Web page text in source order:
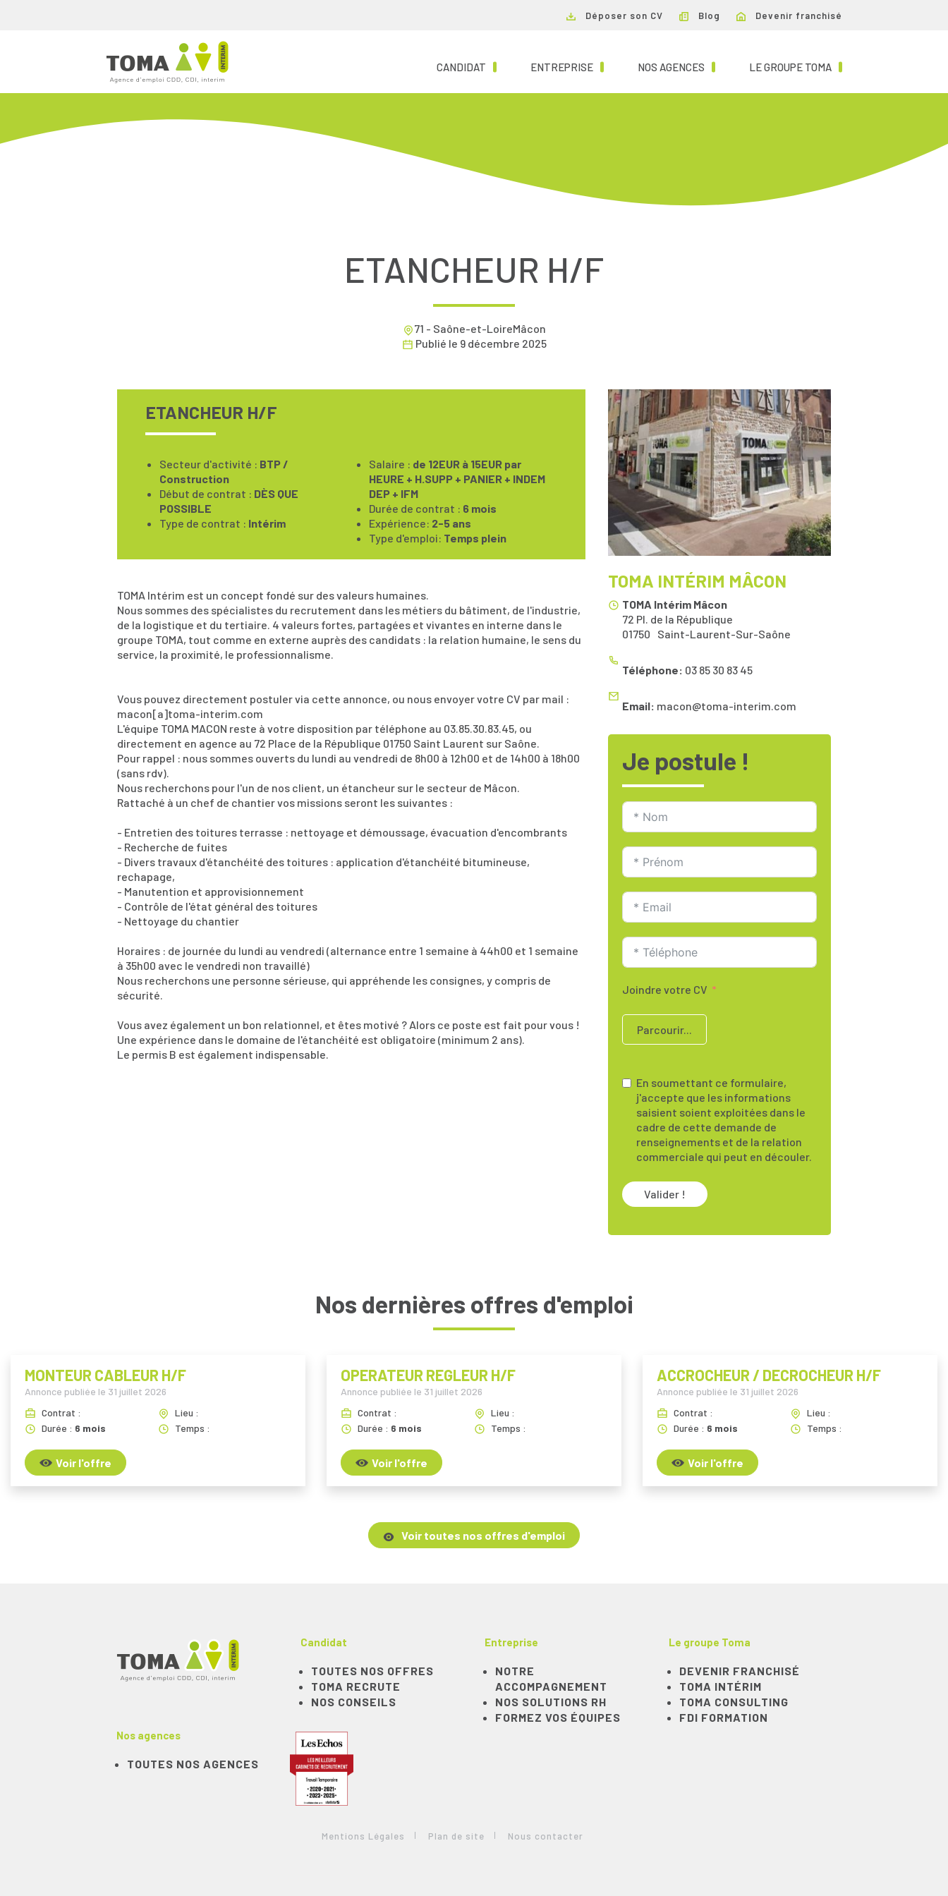
Déposer son CV Blog Devenir franchisé
CANDIDAT (CURRENT)ENTREPRISE(CURRENT)NOS AGENCES (CURRENT)LE GROUPE TOMA (CURRENT)
ETANCHEUR H/F
71 - Saône-et-LoireMâcon
Publié le 9 décembre 2025
ETANCHEUR H/F
Secteur d'activité : BTP /
Construction
Début de contrat : DÈS QUE
POSSIBLE
Type de contrat : Intérim
Salaire : de 12EUR à 15EUR par
HEURE + H.SUPP + PANIER + INDEM
DEP + IFM
Durée de contrat : 6 mois
Expérience: 2-5 ans
Type d'emploi: Temps plein
TOMA Intérim est un concept fondé sur des valeurs humaines.
Nous sommes des spécialistes du recrutement dans les métiers du bâtiment, de l'industrie,
de la logistique et du tertiaire. 4 valeurs fortes, partagées et vivantes en interne dans le
groupe TOMA, tout comme en externe auprès des candidats : la relation humaine, le sens du
service, la proximité, le professionnalisme.
Vous pouvez directement postuler via cette annonce, ou nous envoyer votre CV par mail :
macon[a]toma-interim.com
L'équipe TOMA MACON reste à votre disposition par téléphone au 03.85.30.83.45, ou
directement en agence au 72 Place de la République 01750 Saint Laurent sur Saône.
Pour rappel : nous sommes ouverts du lundi au vendredi de 8h00 à 12h00 et de 14h00 à 18h00
(sans rdv).
Nous recherchons pour l'un de nos client, un étancheur sur le secteur de Mâcon.
Rattaché à un chef de chantier vos missions seront les suivantes :
- Entretien des toitures terrasse : nettoyage et démoussage, évacuation d'encombrants
- Recherche de fuites
- Divers travaux d'étanchéité des toitures : application d'étanchéité bitumineuse,
rechapage,
- Manutention et approvisionnement
- Contrôle de l'état général des toitures
- Nettoyage du chantier
Horaires : de journée du lundi au vendredi (alternance entre 1 semaine à 44h00 et 1 semaine
à 35h00 avec le vendredi non travaillé)
Nous recherchons une personne sérieuse, qui appréhende les consignes, y compris de
sécurité.
Vous avez également un bon relationnel, et êtes motivé ? Alors ce poste est fait pour vous !
Une expérience dans le domaine de l'étanchéité est obligatoire (minimum 2 ans).
Le permis B est également indispensable.
TOMA INTÉRIM MÂCON
TOMA Intérim Mâcon
72 Pl. de la République
Saint-Laurent-Sur-Saône
01750
Téléphone: 03 85 30 83 45
Email: macon@toma-interim.com
Je postule !
Joindre votre CV
Parcourir...
En soumettant ce formulaire,
j'accepte que les informations
saisient soient exploitées dans le
cadre de cette demande de
renseignements et de la relation
commerciale qui peut en découler.
Valider !
Nos dernières offres d'emploi
MONTEUR CABLEUR H/F
Annonce publiée le 31 juillet 2026
Contrat :
Lieu :
Durée : 6 mois Temps :
Voir l'offre
OPERATEUR REGLEUR H/F
Annonce publiée le 31 juillet 2026
Contrat :
Lieu :
Durée : 6 mois Temps :
Voir l'offre
ACCROCHEUR / DECROCHEUR H/F
Annonce publiée le 31 juillet 2026
Contrat :
Lieu :
Durée : 6 mois Temps :
Voir l'offre
Voir toutes nos offres d'emploi
Nos agences
TOUTES NOS AGENCES
Candidat
TOUTES NOS OFFRES
TOMA RECRUTE
NOS CONSEILS
Entreprise
NOTRE
ACCOMPAGNEMENT
NOS SOLUTIONS RH
FORMEZ VOS ÉQUIPES
Le groupe Toma
DEVENIR FRANCHISÉ
TOMA INTÉRIM
TOMA CONSULTING
FDI FORMATION
Mentions Légales Plan de site Nous contacter